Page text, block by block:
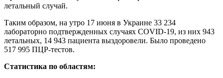
летальный случай.
Таким образом, на утро 17 июня в Украине 33 234
лабораторно подтвержденных случаях COVID-19, из них 943
летальных, 14 943 пациента выздоровели. Было проведено
517 995 ПЦР-тестов.
Статистика по областям: